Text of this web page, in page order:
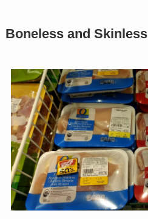
Boneless and Skinless